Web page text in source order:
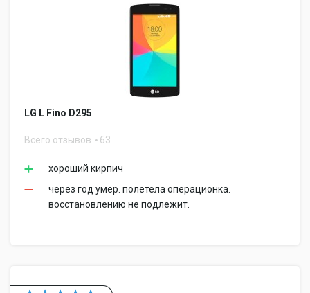
LG L Fino D295
Всего отзывов 63
хороший кирпич
через год умер. полетела операционка.
восстановлению не подлежит.